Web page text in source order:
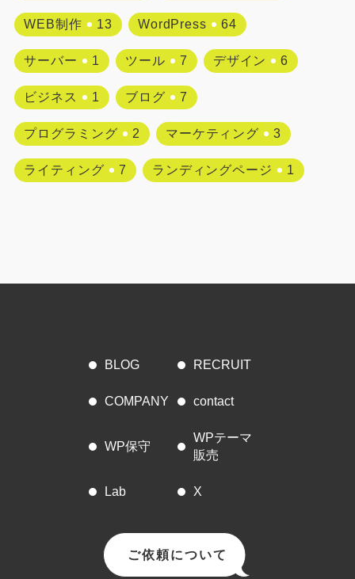
WEB制作 13 WordPress 64
サーバー 1 ツール 7 デザイン 6
ビジネス 1 ブログ 7
プログラミング 2 マーケティング 3
ライティング 7 ランディングページ 1
BLOG RECRUIT
COMPANY contact
WP保守
WPテーマ
販売
Lab X
ご依頼について